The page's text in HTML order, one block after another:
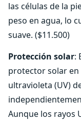
las células de la
peso en agua, lo
suave. ($11.500)
Protección solar:
protector solar en
ultravioleta (UV)
Aunque los rayos